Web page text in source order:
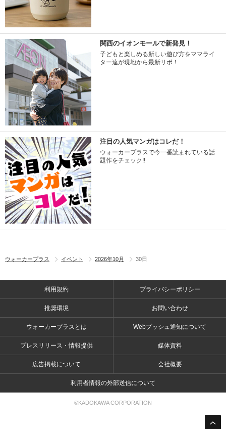
関西のイオンモールで新発見！
子どもと楽しめる新しい遊び方をママライ
ター達が現地から最新リポ！
注目の人気マンガはコレだ！
ウォーカープラスで今一番読まれている話
題作をチェック!!
ウォーカープラス イベント 2026年10月 30日
利用規約 プライバシーポリシー
推奨環境 お問い合わせ
ウォーカープラスとは Webプッシュ通知について
プレスリリース・情報提供 媒体資料
広告掲載について 会社概要
利用者情報の外部送信について
©KADOKAWA CORPORATION